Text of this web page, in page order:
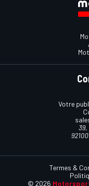
Votre
39,
© 2026
Termes &